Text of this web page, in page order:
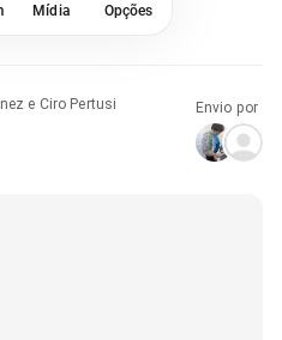
Mídia Opções
e Ciro Pertusi
Envio por